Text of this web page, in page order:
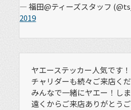
— 福田@ティーズスタッフ
2019
ヤエーステッカー人気です！
チャリダーも続々ご来店くだ
みんなで一緒にヤエー！し
遠くからご来店ありがとうご